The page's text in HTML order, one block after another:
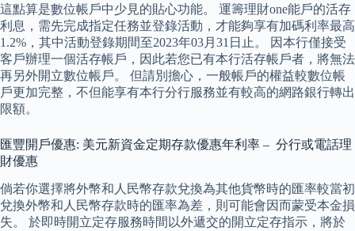
這點算是數位帳戶中少見的貼心功能。 運籌理財one能戶的活存
利息，需先完成指定任務並登錄活動，才能夠享有加碼利率最高
1.2%，其中活動登錄期間至2023年03月31日止。 因本行僅接受
客戶辦理一個活存帳戶，因此若您已有本行活存帳戶者，將無法
再另外開立數位帳戶。 但請別擔心，一般帳戶的權益較數位帳
戶更加完整，不但能享有本行分行服務並有較高的網路銀行轉出
限額。
匯豐開戶優惠: 美元新資金定期存款優惠年利率 – 分行或電話理
財優惠
倘若你選擇將外幣和人民幣存款兌換為其他貨幣時的匯率較當初
兌換外幣和人民幣存款時的匯率為差，則可能會因而蒙受本金損
失。 於即時開立定存服務時間以外遞交的開立定存指示，將於